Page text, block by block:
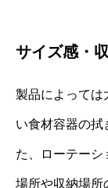
サイズ感・
製品によっては
い食材容器の拭
た、ローテーシ
場所や収納場所